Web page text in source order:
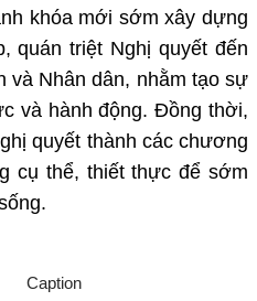
khóa mới sớm xây dựng
quán triệt Nghị quyết đến
và Nhân dân, nhằm tạo sự
và hành động. Đồng thời,
quyết thành các chương
cụ thể, thiết thực để sớm
Caption